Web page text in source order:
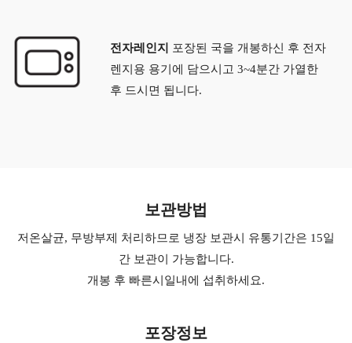
전자레인지
포장된 국을 개봉하신 후 전자
렌지용 용기에 담으시고 3~4분간 가열한
후 드시면 됩니다.
보관방법
저온살균, 무방부제 처리하므로 냉장 보관시 유통기간은 15일
간 보관이 가능합니다.
개봉 후 빠른시일내에 섭취하세요.
포장정보